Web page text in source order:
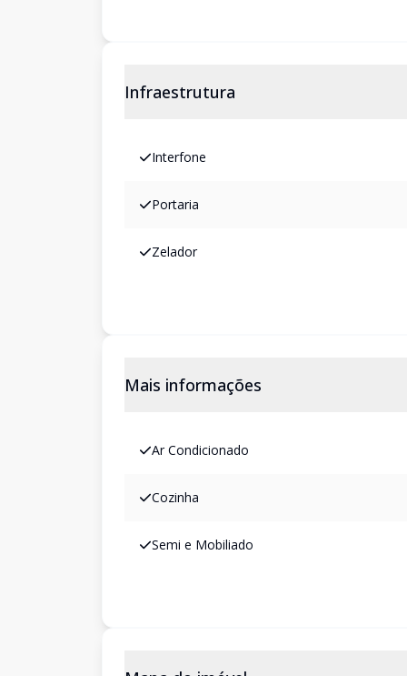
Infraestrutura
Interfone
Portaria
Zelador
Mais informações
Ar Condicionado
Cozinha
Semi e Mobiliado